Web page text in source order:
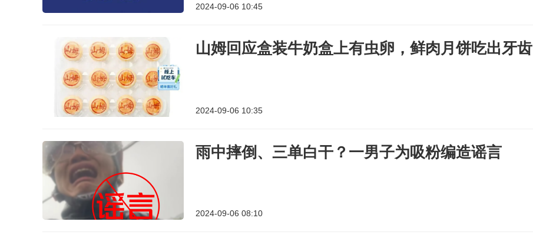
2024-09-06 10:45
山姆回应盒装牛奶盒上有虫卵，鲜肉月饼吃出牙齿
2024-09-06 10:35
雨中摔倒、三单白干？一男子为吸粉编造谣言
2024-09-06 08:10